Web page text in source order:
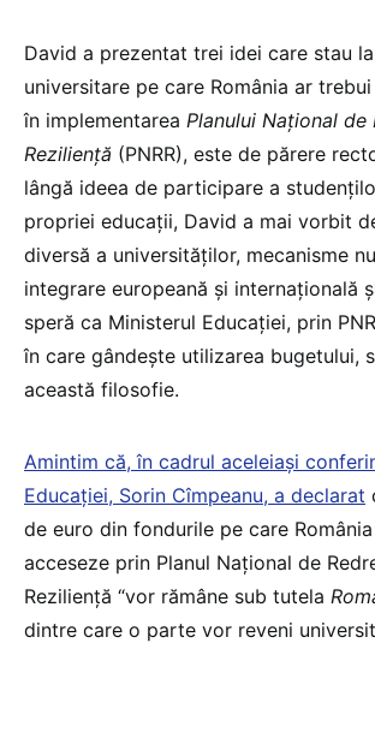
David a prezentat trei idei care stau
universitare pe care România ar
în implementarea Planului Național de
Reziliență (PNRR), este de părere
lângă ideea de participare a
propriei educații, David a mai vorbit
diversă a universităților, mecanisme
integrare europeană și internațională
speră ca Ministerul Educației, prin
în care gândește utilizarea bugetului,
această filosofie.
Amintim că, în cadrul aceleiași
Educației, Sorin Cîmpeanu, a declarat
de euro din fondurile pe care
acceseze prin Planul Național de
Reziliență “vor rămâne sub tutela
dintre care o parte vor reveni